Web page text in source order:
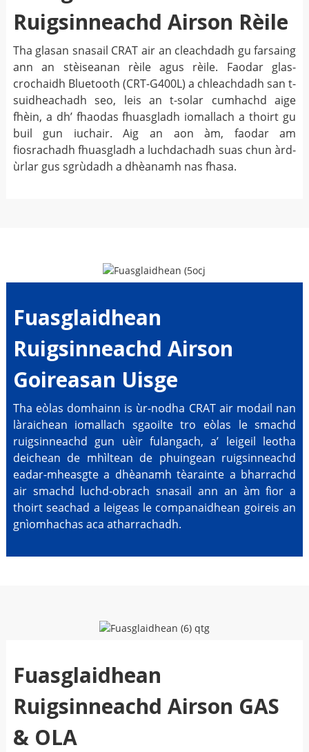
Ruigsinneachd Airson Rèile
Tha glasan snasail CRAT air an cleachdadh gu farsaing
ann an stèiseanan rèile agus rèile. Faodar glas-
crochaidh Bluetooth (CRT-G400L) a chleachdadh san t-
suidheachadh seo, leis an t-solar cumhachd aige
fhèin, a dh’ fhaodas fhuasgladh iomallach a thoirt gu
buil gun iuchair. Aig an aon àm, faodar am
fiosrachadh fhuasgladh a luchdachadh suas chun àrd-
ùrlar gus sgrùdadh a dhèanamh nas fhasa.
Fuasglaidhean
Ruigsinneachd Airson
Goireasan Uisge
Tha eòlas domhainn is ùr-nodha CRAT air modail nan
làraichean iomallach sgaoilte tro eòlas le smachd
ruigsinneachd gun uèir fulangach, a’ leigeil leotha
deichean de mhìltean de phuingean ruigsinneachd
eadar-mheasgte a dhèanamh tèarainte a bharrachd
air smachd luchd-obrach snasail ann an àm fìor a
thoirt seachad a leigeas le companaidhean goireis an
gnìomhachas aca atharrachadh.
Fuasglaidhean
Ruigsinneachd Airson GAS
& OLA